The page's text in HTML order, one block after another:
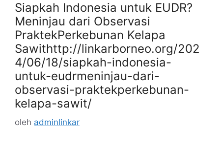
Siapkah Indonesia untuk EUDR?
Meninjau dari Observasi
PraktekPerkebunan Kelapa
Sawithttp://linkarborneo.org/202
4/06/18/siapkah-indonesia-
untuk-eudrmeninjau-dari-
observasi-praktekperkebunan-
kelapa-sawit/
oleh adminlinkar